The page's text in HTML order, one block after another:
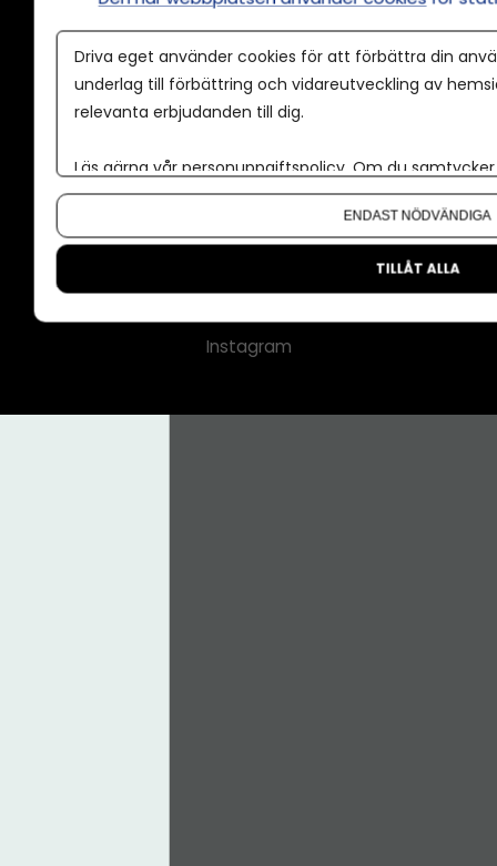
Annonspolicy
Tillgänglighet
Kontakt
Nyhetsbrev
CMS för medier
Instagram
Driva eget använder cookies för att förbättra din
underlag till förbättring och vidareutveckling av
relevanta erbjudanden till dig.
Läs gärna vår personuppgiftspolicy. Om du
Om du vill ändra ditt val i efterhand hittar du den
ENDAST NÖDVÄNDIGA
TILLÅT ALLA